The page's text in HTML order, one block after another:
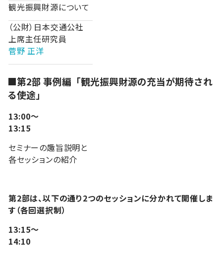
観光振興財源について
（公財）日本交通公社
上席主任研究員
菅野 正洋
■第2部 事例編「観光振興財源の充当が期待され
る使途」
13:00～
13:15
セミナーの趣旨説明と
各セッションの紹介
第2部は、以下の通り2つのセッションに分かれて開催しま
す（各回選択制）
13:15～
14:10